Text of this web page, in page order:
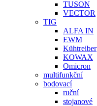
TUSON
VECTOR
TIG
ALFA IN
EWM
Kühtreiber
KOWAX
Omicron
multifunkční
bodovací
ruční
stojanové